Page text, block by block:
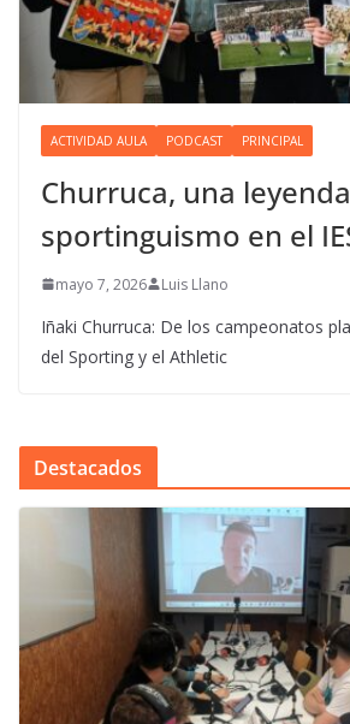
ACTIVIDAD AULA PODCAST PRINCIPAL
Churruca, una
sportinguismo en el
mayo 7, 2026 Luis Llano
Iñaki Churruca: De los campeonatos
del Sporting y el Athletic
Destacados